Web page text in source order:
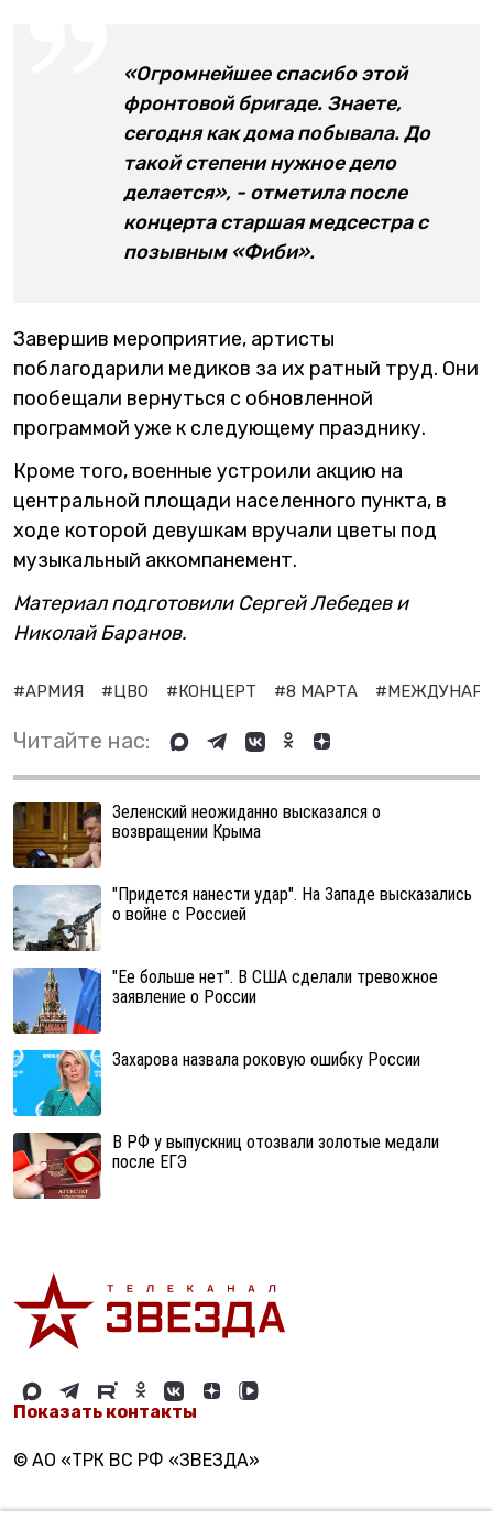
«Огромнейшее спасибо этой
фронтовой бригаде. Знаете,
сегодня как дома побывала. До
такой степени нужное дело
делается», - отметила после
концерта старшая медсестра с
позывным «Фиби».
Завершив мероприятие, артисты
поблагодарили медиков за их ратный труд. Они
пообещали вернуться с обновленной
программой уже к следующему празднику.
Кроме того, военные устроили акцию на
центральной площади населенного пункта, в
ходе которой девушкам вручали цветы под
музыкальный аккомпанемент.
Материал подготовили Сергей Лебедев и
Николай Баранов.
#АРМИЯ #ЦВО #КОНЦЕРТ #8 МАРТА
Читайте нас:
Зеленский неожиданно высказался о
возвращении Крыма
"Придется нанести удар". На Западе высказались
о войне с Россией
"Ее больше нет". В США сделали тревожное
заявление о России
Захарова назвала роковую ошибку России
В РФ у выпускниц отозвали золотые медали
после ЕГЭ
Показать контакты
© АО «ТРК ВС РФ «ЗВЕЗДА»